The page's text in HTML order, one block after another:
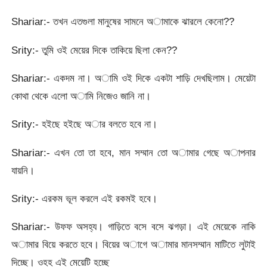
Shariar:- তখন এতগুলা মানুষের সামনে অামাকে ঝারলে কেনো??
Srity:- তুমি ওই মেয়ের দিকে তাকিয়ে ছিলা কেন??
Shariar:- একদম না। অামি ওই দিকে একটা শাড়ি দেখছিলাম। মেয়েটা
কোথা থেকে এলো অামি নিজেও জানি না।
Srity:- হইছে হইছে অার বলতে হবে না।
Shariar:- এখন তো তা হবে, মান সম্মান তো অামার গেছে অাপনার
যায়নি।
Srity:- এরকম ভূল করলে এই রকমই হবে।
Shariar:- উফফ অসহ্য। গাড়িতে বসে বসে ঝগড়া। এই মেয়েকে নাকি
অামার বিয়ে করতে হবে। বিয়ের অাগে অামার মানসম্মান মাটিতে লুটাই
দিচ্ছে। ওহহ এই মেয়েটি হচ্ছে